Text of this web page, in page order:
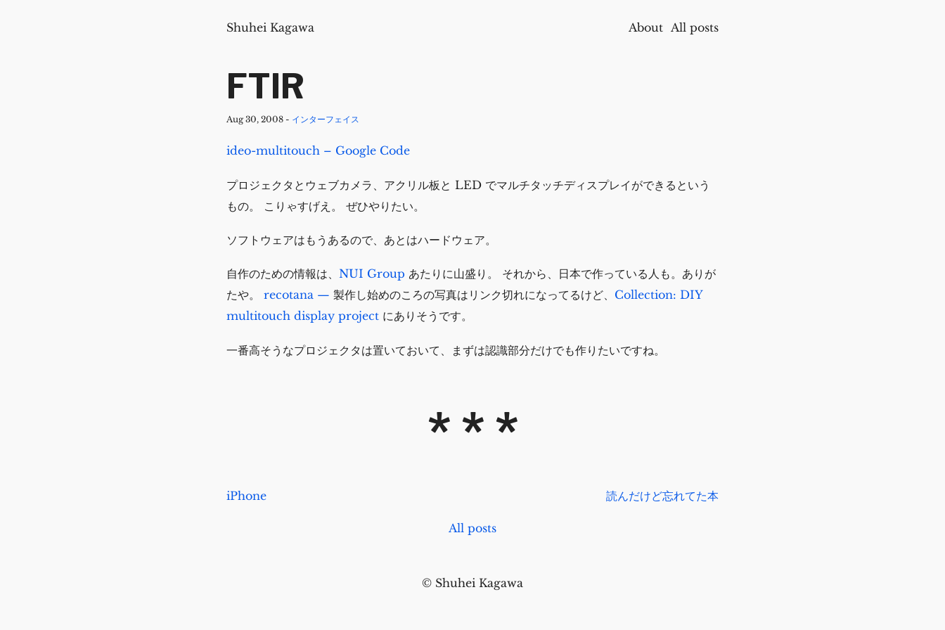
Shuhei Kagawa About All posts
FTIR
Aug 30, 2008 - インターフェイス
ideo-multitouch – Google Code
プロジェクタとウェブカメラ、アクリル板と LED でマルチタッチディスプレイができるという
もの。 こりゃすげえ。 ぜひやりたい。
ソフトウェアはもうあるので、あとはハードウェア。
自作のための情報は、 NUI Group あたりに山盛り。 それから、日本で作っている人も。ありが
たや。 recotana — 製作し始めのころの写真はリンク切れになってるけど、 Collection: DIY
multitouch display project にありそうです。
一番高そうなプロジェクタは置いておいて、まずは認識部分だけでも作りたいですね。
iPhone 読んだけど忘れてた本
All posts
© Shuhei Kagawa